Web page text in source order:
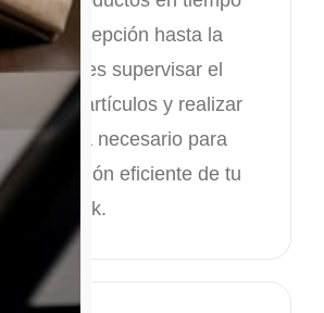
la recepción hasta la
puedes supervisar el
de tus artículos y realizar
según sea necesario para
una gestión eficiente de tu
stock.